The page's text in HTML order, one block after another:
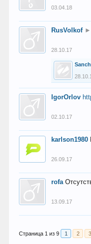
03.04.18
RusVolkof ►
28.10.17
IgorOrlov
02.10.17
karlson1980
26.09.17
rofa
13.09.17
Страница 1 из 9 1 2 3